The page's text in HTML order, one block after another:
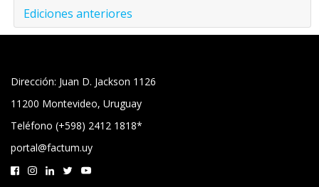
Ediciones anteriores
Dirección: Juan D. Jackson 1126
11200 Montevideo, Uruguay
Teléfono (+598) 2412 1818*
portal@factum.uy